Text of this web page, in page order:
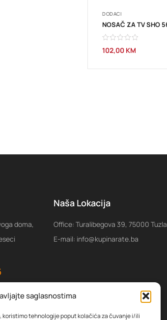
saglasnostima
koristimo tehnologije poput kolačića za čuvanje i/ili
DODACI
102,00 KM
doma,
Naša Lokacija
Office: Turalibegova 39, 75000 Tuzla
E-mail: info@kupinarate.ba